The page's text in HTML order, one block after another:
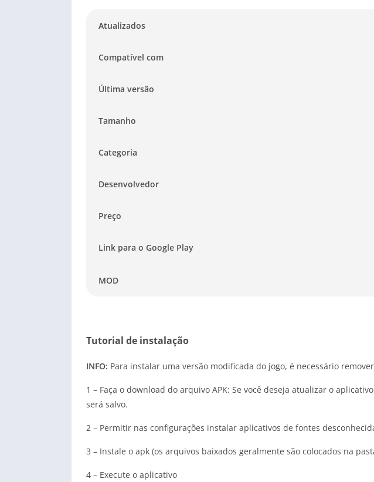
Atualizados
Compatível com
Última versão
Tamanho
Categoria
Desenvolvedor
Preço
Link para o Google Play
MOD
Tutorial de instalação
INFO: Para instalar uma versão modificada do jogo, é necessário
1 – Faça o download do arquivo APK: Se você deseja atualizar o
será salvo.
2 – Permitir nas configurações instalar aplicativos de fontes
3 – Instale o apk (os arquivos baixados geralmente são colocados na
4 – Execute o aplicativo